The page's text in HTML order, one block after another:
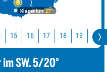
Klagenfurt 27°
15 16 17 18 19 20
SW. 5/20°